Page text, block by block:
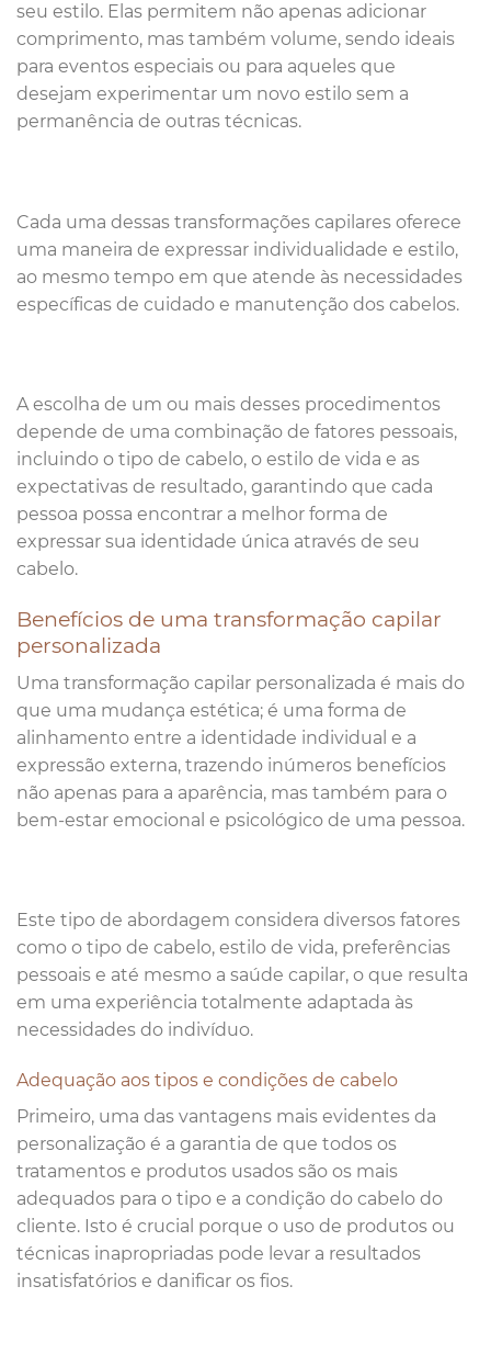
seu estilo. Elas permitem não apenas adicionar
comprimento, mas também volume, sendo ideais
para eventos especiais ou para aqueles que
desejam experimentar um novo estilo sem a
permanência de outras técnicas.
Cada uma dessas transformações capilares oferece
uma maneira de expressar individualidade e estilo,
ao mesmo tempo em que atende às necessidades
específicas de cuidado e manutenção dos cabelos.
A escolha de um ou mais desses procedimentos
depende de uma combinação de fatores pessoais,
incluindo o tipo de cabelo, o estilo de vida e as
expectativas de resultado, garantindo que cada
pessoa possa encontrar a melhor forma de
expressar sua identidade única através de seu
cabelo.
Benefícios de uma transformação capilar
personalizada
Uma transformação capilar personalizada é mais do
que uma mudança estética; é uma forma de
alinhamento entre a identidade individual e a
expressão externa, trazendo inúmeros benefícios
não apenas para a aparência, mas também para o
bem-estar emocional e psicológico de uma pessoa.
Este tipo de abordagem considera diversos fatores
como o tipo de cabelo, estilo de vida, preferências
pessoais e até mesmo a saúde capilar, o que resulta
em uma experiência totalmente adaptada às
necessidades do indivíduo.
Adequação aos tipos e condições de cabelo
Primeiro, uma das vantagens mais evidentes da
personalização é a garantia de que todos os
tratamentos e produtos usados são os mais
adequados para o tipo e a condição do cabelo do
cliente. Isto é crucial porque o uso de produtos ou
técnicas inapropriadas pode levar a resultados
insatisfatórios e danificar os fios.